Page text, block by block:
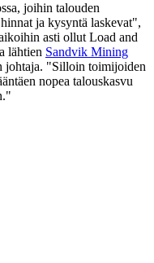
joihin talouden
ja kysyntä laskevat",
asti ollut Load and
lähtien Sandvik Mining
johtaja. "Silloin toimijoiden
nopea talouskasvu